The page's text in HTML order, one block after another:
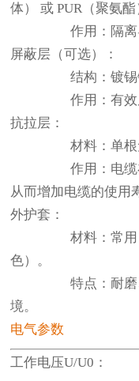
体） 或 PUR（聚氨酯
作用：隔离导体
屏蔽层（可选）：
结构：镀锡铜丝
作用：有效屏
抗拉层：
材料：单根无
作用：电缆在工
从而增加电缆的使用
外护套：
材料：常
色）。
特点：耐磨、防
境。
电气参数
工作电压U/U0